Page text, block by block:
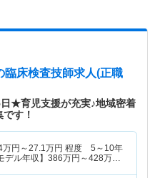
整形外科」の5本柱の地域密着
さまを中心に医師・看護師だけで
スタッフが協力し、最適なサポ
。 JR武蔵野線「新八柱駅」・
徒歩12分とアクセスも良い環
臨床検査技師求人(正職
日★育児支援が充実♪地域密着
す！
万円～27.1 万円 程度 5～10年
ル年収】 386万円～428万円